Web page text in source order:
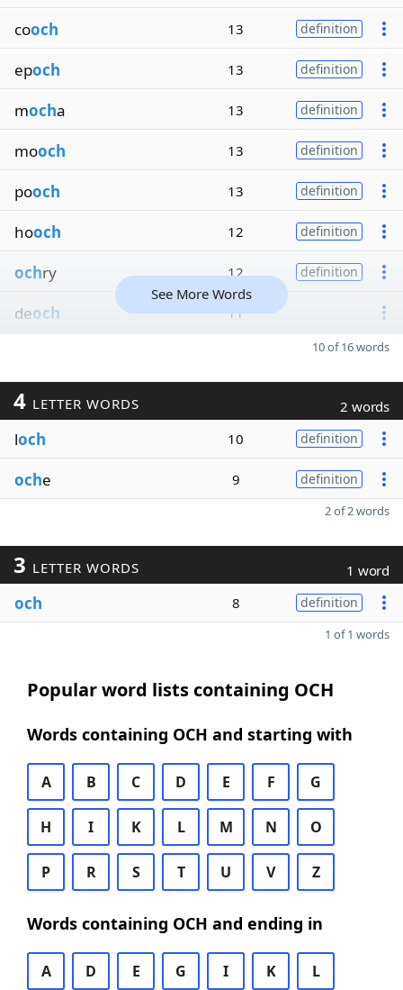
cooch 13 definition
epoch 13 definition
mocha 13 definition
mooch 13 definition
pooch 13 definition
hooch 12 definition
ochry 12 definition
deoch 11
See More Words
10 of 16 words
4 LETTER WORDS 2 words
loch 10 definition
oche 9 definition
2 of 2 words
3 LETTER WORDS 1 word
och 8 definition
1 of 1 words
Popular word lists containing OCH
Words containing OCH and starting with
A B C D E F G
H I K L M N O
P R S T U V Z
Words containing OCH and ending in
A D E G I K L